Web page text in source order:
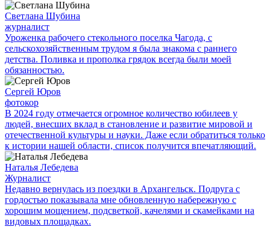
Светлана Шубина
журналист
Уроженка рабочего стекольного поселка Чагода, с
сельскохозяйственным трудом я была знакома с раннего
детства. Поливка и прополка грядок всегда были моей
обязанностью.
Сергей Юров
фотокор
В 2024 году отмечается огромное количество юбилеев у
людей, внесших вклад в становление и развитие мировой и
отечественной культуры и науки. Даже если обратиться только
к истории нашей области, список получится впечатляющий.
Наталья Лебедева
Журналист
Недавно вернулась из поездки в Архангельск. Подруга с
гордостью показывала мне обновленную набережную с
хорошим мощением, подсветкой, качелями и скамейками на
видовых площадках.